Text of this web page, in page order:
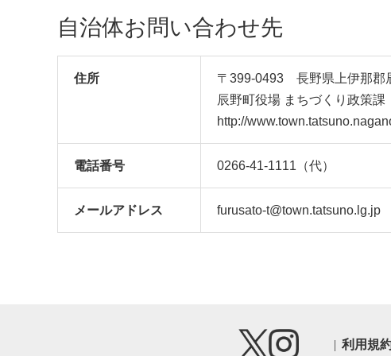
自治体お問い合わせ先
住所
〒399-0493 長野県上伊那郡
辰野町役場 まちづくり政策
http://
電話番号 0266-41-1111（代）
メールアドレス furusato-t@town.tatsuno.lg.jp
利用規